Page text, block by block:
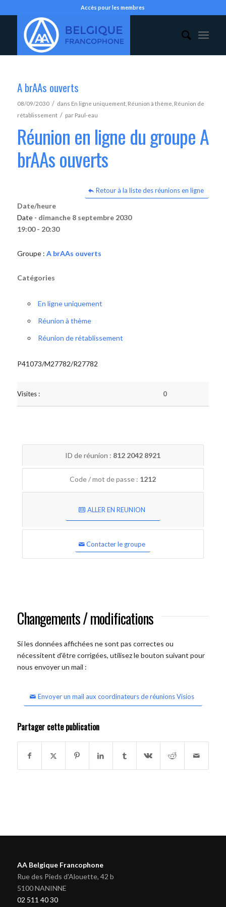
Accès pour les membres
A brAAs ouverts
08/09/2030 / dans En ligne uniquement, Réunion à thème Réunion de
rétablissement / par Paul-eau
Réunion en ligne du groupe A
brAAs ouverts
Retour à la liste des réunions en ligne
Date/heure
Date - dimanche 8 septembre 2030
19:00 - 20:30
Groupe : A brAAs ouverts
Catégories
En ligne uniquement
Réunion à thème
Réunion de rétablissement
P41073/M27782/R27782
Visites : 0
ID de réunion : 812 2042 8921
Code / mot de passe : 1212
ALLER EN REUNION
Contacter le groupe
Changements / modifications
Si les données affichées ne sont pas correctes ou
nécessitent d'être corrigées, utilisez le bouton suivant pour
nous envoyer un mail :
Envoyer un mail aux coordinateurs de réunions Visios
Partager cette publication
AA Belgique Francophone
Rue des Pieds d'Alouette, 42 b
5100 NANINNE
02 511 40 30